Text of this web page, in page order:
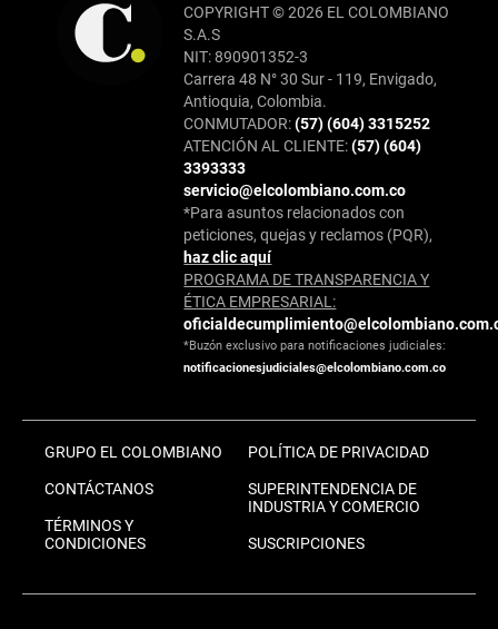
COPYRIGHT © 2026 EL COLOMBIANO
S.A.S
NIT: 890901352-3
Carrera 48 N° 30 Sur - 119, Envigado,
Antioquia, Colombia.
CONMUTADOR:(57) (604) 3315252
ATENCIÓN AL CLIENTE:(57) (604)
3393333
servicio@elcolombiano.com.co
*Para asuntos relacionados con
peticiones, quejas y reclamos (PQR),
haz clic aquí
PROGRAMA DE TRANSPARENCIA Y
ÉTICA EMPRESARIAL:
*Buzón exclusivo para notificaciones judiciales:
notificacionesjudiciales@elcolombiano.com.co
GRUPO EL COLOMBIANO
CONTÁCTANOS
TÉRMINOS Y
CONDICIONES
POLÍTICA DE PRIVACIDAD
SUPERINTENDENCIA DE
INDUSTRIA Y COMERCIO
SUSCRIPCIONES